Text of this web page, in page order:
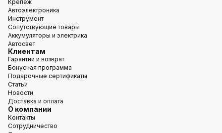
Крепёж
Автоэлектроника
Инструмент
Сопутствующие товары
Аккумуляторы и электрика
Автосвет
Клиентам
Гарантии и возврат
Бонусная программа
Подарочные сертификаты
Статьи
Новости
Доставка и оплата
О компании
Контакты
Сотрудничество